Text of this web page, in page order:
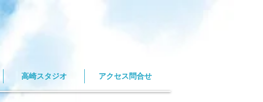
高崎スタジオ アクセス問合せ